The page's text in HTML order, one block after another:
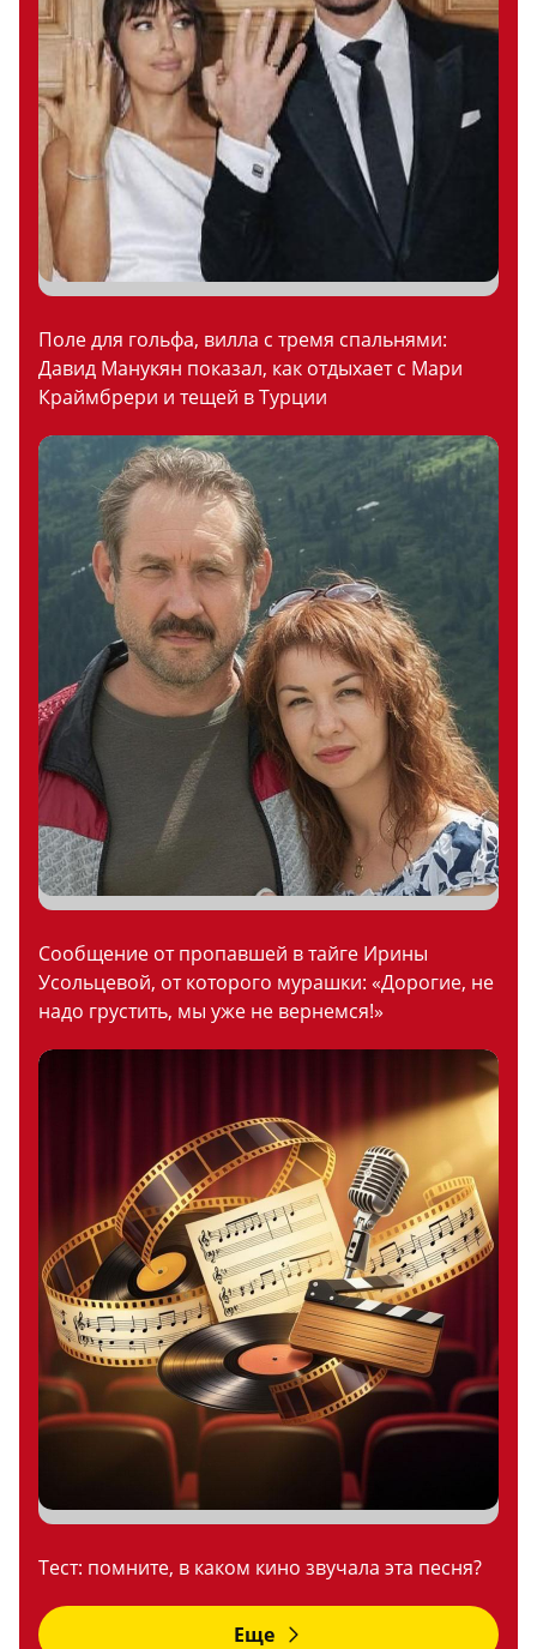
Поле для гольфа, вилла с тремя спальнями:
Давид Манукян показал, как отдыхает с Мари
Краймбрери и тещей в Турции
Сообщение от пропавшей в тайге Ирины
Усольцевой, от которого мурашки: «Дорогие, не
надо грустить, мы уже не вернемся!»
Тест: помните, в каком кино звучала эта песня?
Еще